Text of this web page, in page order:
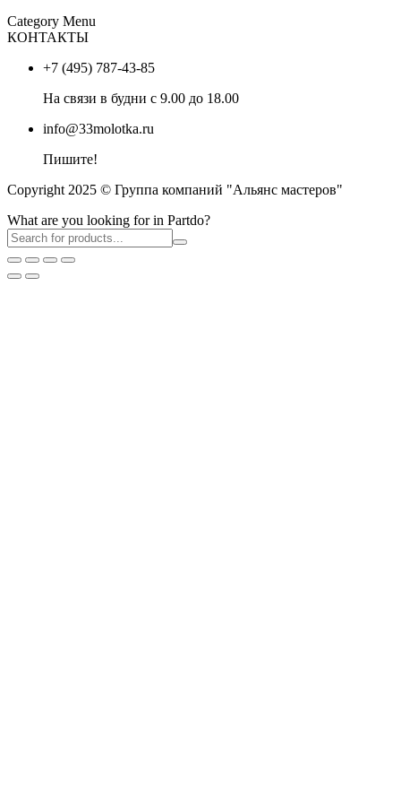
Category Menu
КОНТАКТЫ
+7 (495) 787-43-85
На связи в будни с 9.00 до 18.00
info@33molotka.ru
Пишите!
Copyright 2025 © Группа компаний "Альянс мастеров"
What are you looking for in Partdo?